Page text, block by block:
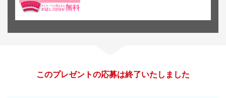
このプレゼントの応募は終了いたしました